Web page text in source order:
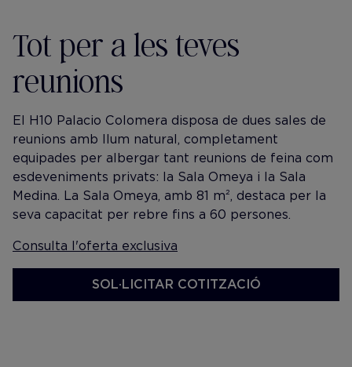
Tot per a les teves
reunions
El H10 Palacio Colomera disposa de dues sales de
reunions amb llum natural, completament
equipades per albergar tant reunions de feina com
esdeveniments privats: la Sala Omeya i la Sala
Medina. La Sala Omeya, amb 81 m², destaca per la
seva capacitat per rebre fins a 60 persones.
Consulta l'oferta exclusiva
SOL·LICITAR COTITZACIÓ